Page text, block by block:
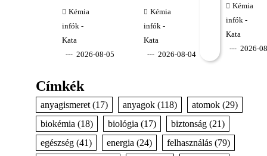
Kémia
infók -
Kata
2026-08-05
Kémia
infók -
Kata
2026-08-04
Kémia
infók -
Kata
2026-
Címkék
anyagismeret(17) anyagok(118) atomok(29)
biokémia (18) biológia (17) biztonság(21)
egészség(41) energia (24) felhasználás(79)